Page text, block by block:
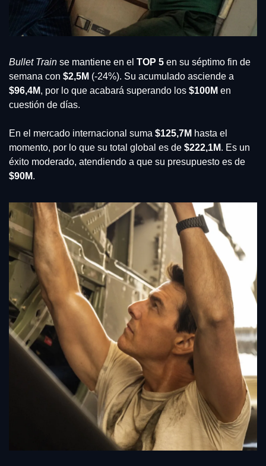
Bullet Train se mantiene en el TOP 5 en su séptimo fin de
semana con $2,5M
$96,4M, por lo que acabará superando los $100M en
cuestión de días.
En el mercado internacional suma $125,7M hasta el
momento, por lo que su total global es de $222,1M. Es un
$90M.